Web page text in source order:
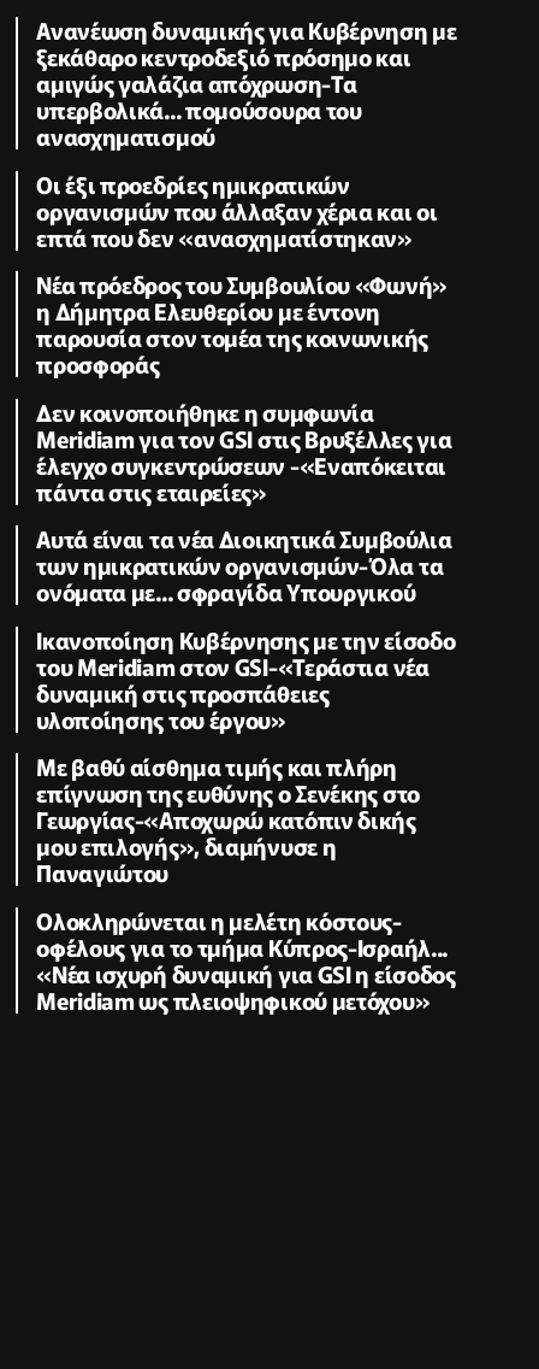
Ανανέωση δυναμικής για Κυβέρνηση με
ξεκάθαρο κεντροδεξιό πρόσημο και
αμιγώς γαλάζια απόχρωση-Τα
υπερβολικά... πομούσουρα του
ανασχηματισμού
Οι έξι προεδρίες ημικρατικών
οργανισμών που άλλαξαν χέρια και οι
επτά που δεν «ανασχηματίστηκαν»
Νέα πρόεδρος του Συμβουλίου «Φωνή»
η Δήμητρα Ελευθερίου με έντονη
παρουσία στον τομέα της κοινωνικής
προσφοράς
Δεν κοινοποιήθηκε η συμφωνία
Meridiam για τον GSI στις Βρυξέλλες για
έλεγχο συγκεντρώσεων -«Εναπόκειται
πάντα στις εταιρείες»
Αυτά είναι τα νέα Διοικητικά Συμβούλια
των ημικρατικών οργανισμών-Όλα τα
ονόματα με... σφραγίδα Υπουργικού
Ικανοποίηση Κυβέρνησης με την είσοδο
του Meridiam στον GSI-«Τεράστια νέα
δυναμική στις προσπάθειες
υλοποίησης του έργου»
Με βαθύ αίσθημα τιμής και πλήρη
επίγνωση της ευθύνης ο Σενέκης στο
Γεωργίας-«Αποχωρώ κατόπιν δικής
μου επιλογής», διαμήνυσε η
Παναγιώτου
Ολοκληρώνεται η μελέτη κόστους-
οφέλους για το τμήμα Κύπρος-Ισραήλ...
«Νέα ισχυρή δυναμική για GSI η είσοδος
Meridiam ως πλειοψηφικού μετόχου»